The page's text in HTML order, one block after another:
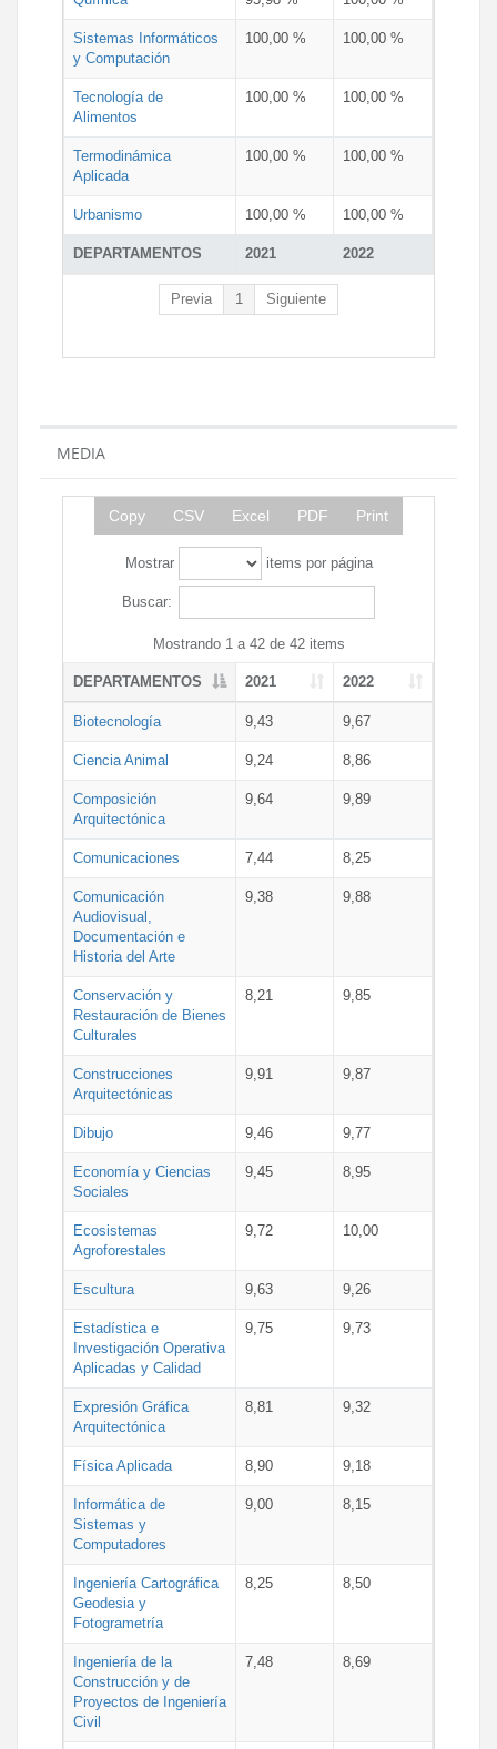
DEPARTAMENTOS 2021 2022
Sistemas Informáticos
y Computación
100,00 % 100,00 %
Tecnología de
Alimentos
100,00 % 100,00 %
Termodinámica
Aplicada
100,00 % 100,00 %
Urbanismo 100,00 % 100,00 %
Previa 1 Siguiente
MEDIA
Copy CSV Excel PDF Print
Mostrar items por página
Buscar:
Mostrando 1 a 42 de 42 items
DEPARTAMENTOS 2021 2022
Biotecnología 9,43 9,67
Ciencia Animal 9,24 8,86
Composición
Arquitectónica
9,64 9,89
Comunicaciones 7,44 8,25
Comunicación
Audiovisual,
Documentación e
Historia del Arte
9,38 9,88
Conservación y
Restauración de Bienes
Culturales
8,21 9,85
Construcciones
Arquitectónicas
9,91 9,87
Dibujo 9,46 9,77
Economía y Ciencias
Sociales
9,45 8,95
Ecosistemas
Agroforestales
9,72 10,00
Escultura 9,63 9,26
Estadística e
Investigación Operativa
Aplicadas y Calidad
9,75 9,73
Expresión Gráfica
Arquitectónica
8,81 9,32
Física Aplicada 8,90 9,18
Informática de
Sistemas y
Computadores
9,00 8,15
Ingeniería Cartográfica
Geodesia y
Fotogrametría
8,25 8,50
Ingeniería de la
Construcción y de
Proyectos de Ingeniería
Civil
7,48 8,69